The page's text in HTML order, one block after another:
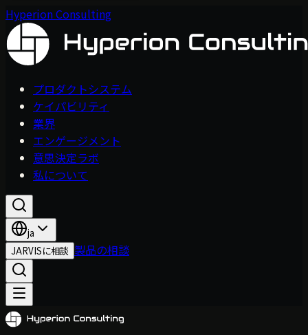
Hyperion Consulting
プロダクトシステム
ケイパビリティ
業界
エンゲージメント
意思決定ラボ
私について
ja
JARVISに相談 製品の相談